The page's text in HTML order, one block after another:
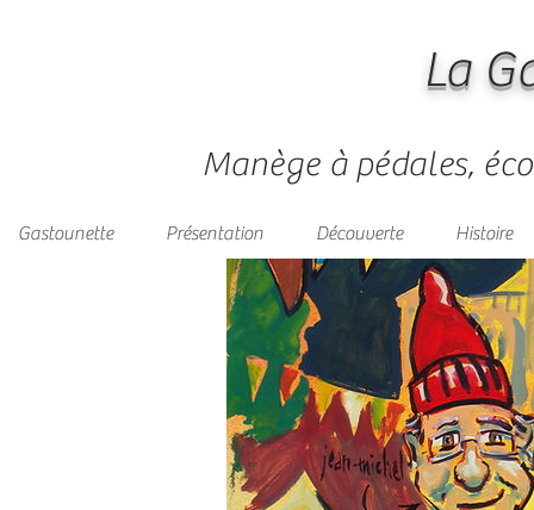
La
Manège à pédales,
Gastounette Présentation Découverte Histoire